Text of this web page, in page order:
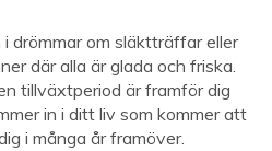
drömmar om släktträffar eller
där alla är glada och friska.
tillväxtperiod är framför dig
in i ditt liv som kommer att
i många år framöver.